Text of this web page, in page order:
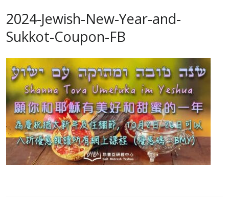
2024-Jewish-New-Year-and-
Sukkot-Coupon-FB